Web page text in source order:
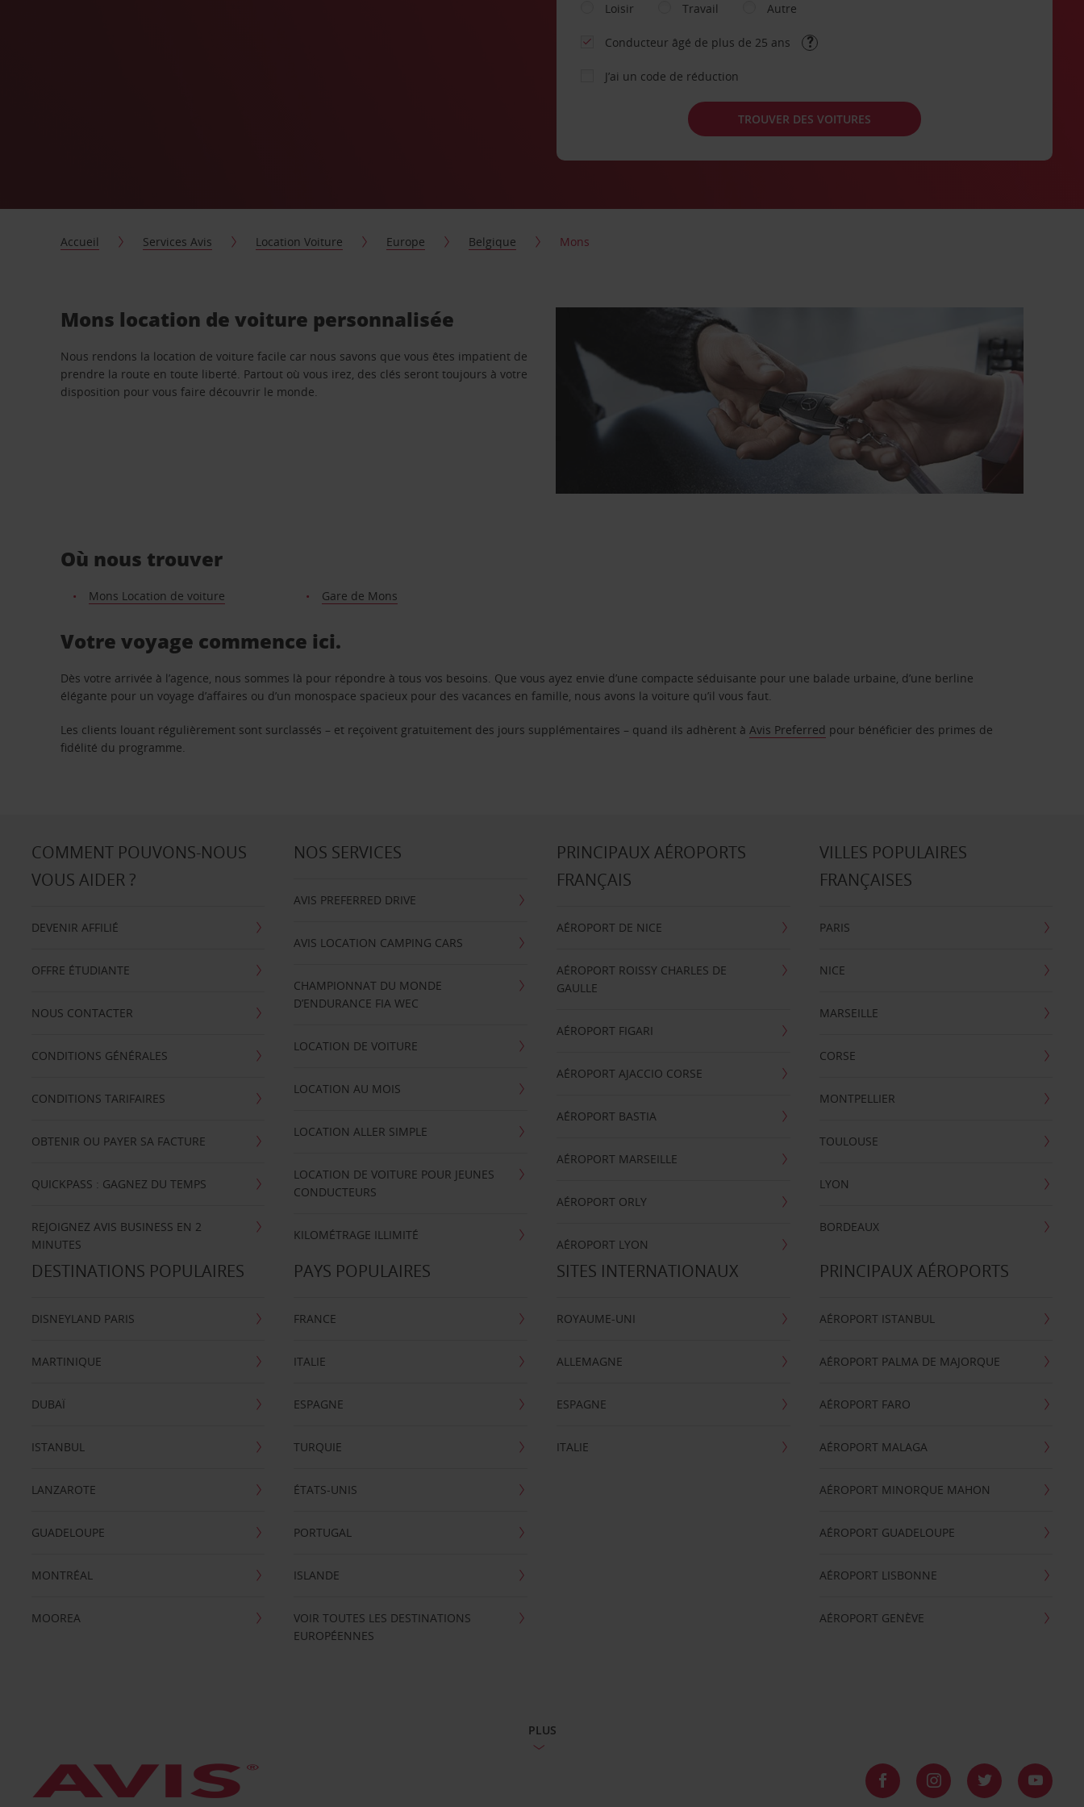
Loisir
Travail Autre
Conducteur âgé de plus de 25 ans
J’ai un code de réduction
TROUVER DES VOITURES
Accueil Services Avis Location Voiture Europe Belgique Mons
Mons location de voiture personnalisée
Nous rendons la location de voiture facile car nous savons que vous êtes impatient de
prendre la route en toute liberté. Partout où vous irez, des clés seront toujours à votre
disposition pour vous faire découvrir le monde.
Où nous trouver
Mons Location de voiture Gare de Mons
Votre voyage commence ici.
Dès votre arrivée à l’agence, nous sommes là pour répondre à tous vos besoins. Que vous ayez envie d’une compacte séduisante pour une balade urbaine, d’une berline
élégante pour un voyage d’affaires ou d’un monospace spacieux pour des vacances en famille, nous avons la voiture qu’il vous faut.
Les clients louant régulièrement sont surclassés – et reçoivent gratuitement des jours supplémentaires – quand ils adhèrent àAvis Preferred pour bénéficier des primes de
fidélité du programme.
COMMENT POUVONS-NOUS
VOUS AIDER ?
DEVENIR AFFILIÉ
OFFRE ÉTUDIANTE
NOUS CONTACTER
CONDITIONS GÉNÉRALES
CONDITIONS TARIFAIRES
OBTENIR OU PAYER SA FACTURE
QUICKPASS : GAGNEZ DU TEMPS
REJOIGNEZ AVIS BUSINESS EN 2
MINUTES
NOS SERVICES
AVIS PREFERRED DRIVE
AVIS LOCATION CAMPING CARS
CHAMPIONNAT DU MONDE
D’ENDURANCE FIA WEC
LOCATION DE VOITURE
LOCATION AU MOIS
LOCATION ALLER SIMPLE
LOCATION DE VOITURE POUR JEUNES
CONDUCTEURS
KILOMÉTRAGE ILLIMITÉ
PRINCIPAUX AÉROPORTS
FRANÇAIS
AÉROPORT DE NICE
AÉROPORT ROISSY CHARLES DE
GAULLE
AÉROPORT FIGARI
AÉROPORT AJACCIO CORSE
AÉROPORT BASTIA
AÉROPORT MARSEILLE
AÉROPORT ORLY
AÉROPORT LYON
VILLES POPULAIRES
FRANÇAISES
PARIS
NICE
MARSEILLE
CORSE
MONTPELLIER
TOULOUSE
LYON
BORDEAUX
DESTINATIONS POPULAIRES
DISNEYLAND PARIS
MARTINIQUE
DUBAÏ
ISTANBUL
LANZAROTE
GUADELOUPE
MONTRÉAL
MOOREA
PAYS POPULAIRES
FRANCE
ITALIE
ESPAGNE
TURQUIE
ÉTATS-UNIS
PORTUGAL
ISLANDE
VOIR TOUTES LES DESTINATIONS
EUROPÉENNES
SITES INTERNATIONAUX
ROYAUME-UNI
ALLEMAGNE
ESPAGNE
ITALIE
PRINCIPAUX AÉROPORTS
AÉROPORT ISTANBUL
AÉROPORT PALMA DE MAJORQUE
AÉROPORT FARO
AÉROPORT MALAGA
AÉROPORT MINORQUE MAHON
AÉROPORT GUADELOUPE
AÉROPORT LISBONNE
AÉROPORT GENÈVE
PLUS